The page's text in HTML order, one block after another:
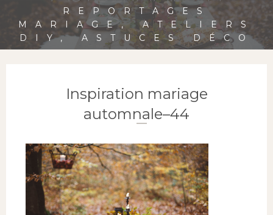
REPORTAGES
MARIAGE, ATELIERS
DIY, ASTUCES DÉCO
Inspiration mariage
automnale–44